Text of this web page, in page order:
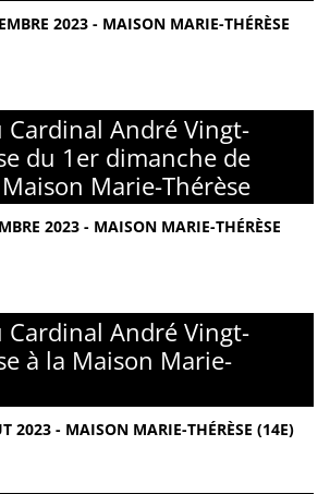
2023 - MAISON MARIE-THÉRÈSE
Cardinal André Vingt-
du 1er dimanche de
Maison Marie-Thérèse
2023 - MAISON MARIE-THÉRÈSE
Cardinal André Vingt-
à la Maison Marie-
2023 - MAISON MARIE-THÉRÈSE (14E)